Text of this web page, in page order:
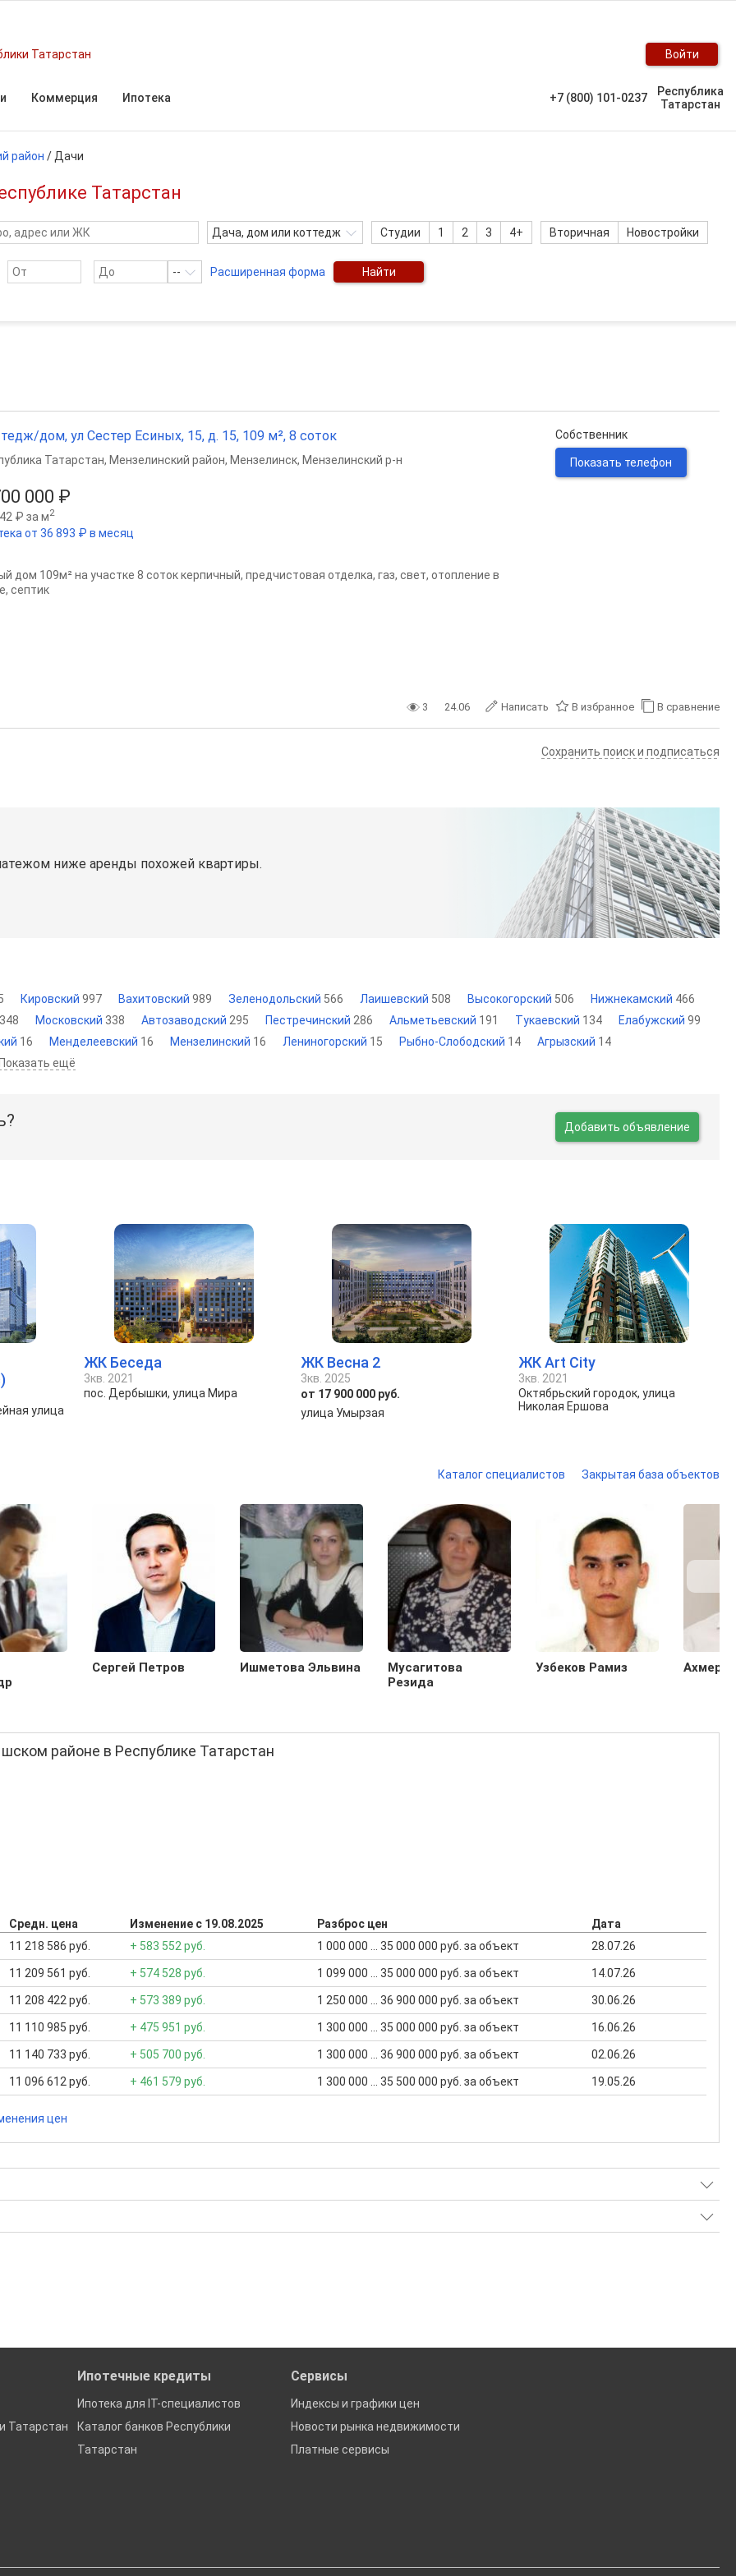
Татарстан Войти
Коммерция Ипотека +7 (800) 101-0237
Республика
Татарстан
район / Дачи
Татарстан
Дача, дом или коттедж Студии 1 2 3 4+ Вторичная Новостройки
-- Расширенная форма Найти
дом, ул Сестер Есиных, 15, д. 15, 109 м², 8 соток
000 ₽
₽ за м2
от 36 893 ₽ в месяц
Татарстан, Мензелинский район, Мензелинск, Мензелинский р-н
дом 109м² на участке 8 соток керпичный, предчистовая отделка, газ, свет, отопление в
септик
Собственник
Показать телефон
3 24.06 Написать В избранное В сравнение
Сохранить поиск и подписаться
ниже аренды похожей квартиры.
Кировский 997 Вахитовский 989 Зеленодольский 566 Лаишевский 508 Высокогорский 506 Нижнекамский 466
348
Московский 338 Автозаводский 295 Пестречинский 286 Альметьевский 191 Тукаевский 134 Елабужский 99
16 Менделеевский 16 Мензелинский 16 Лениногорский 15 Рыбно-Слободский 14 Агрызский 14
ещё
Добавить объявление
улица
ЖК Беседа
3кв. 2021
пос. Дербышки, улица Мира
ЖК Весна 2
3кв. 2025
от 17 900 000 руб.
улица Умырзая
ЖК Art City
3кв. 2021
Октябрьский городок, улица
Николая Ершова
Каталог специалистов Закрытая база объектов
Сергей Петров Ишметова Эльвина
Мусагитова
Резида
Узбеков Рамиз
районе в Республике Татарстан
Средн. цена Изменение с 19.08.2025 Разброс цен
Дата
11 218 586 руб.
+ 583 552 руб. 1 000 000 ... 35 000 000 руб. за объект 28.07.26
11 209 561 руб. + 574 528 руб. 1 099 000 ... 35 000 000 руб. за объект 14.07.26
11 208 422 руб. + 573 389 руб. 1 250 000 ... 36 900 000 руб. за объект 30.06.26
11 110 985 руб. + 475 951 руб. 1 300 000 ... 35 000 000 руб. за объект 16.06.26
11 140 733 руб. + 505 700 руб. 1 300 000 ... 36 900 000 руб. за объект 02.06.26
11 096 612 руб. + 461 579 руб. 1 300 000 ... 35 500 000 руб. за объект 19.05.26
цен
подходящего вам варианта
Татарстан
Ипотечные кредиты
Ипотека для IT-специалистов
Каталог банков Республики
Татарстан
Сервисы
Индексы и графики цен
Новости рынка недвижимости
Платные сервисы